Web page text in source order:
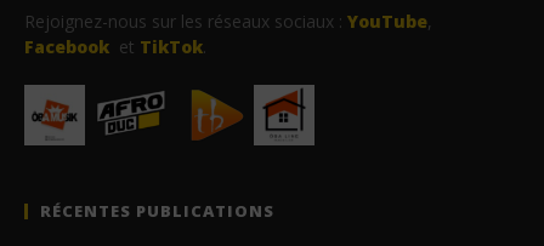
Rejoignez-nous sur les réseaux sociaux : YouTube,
Facebook et TikTok.
RÉCENTES PUBLICATIONS